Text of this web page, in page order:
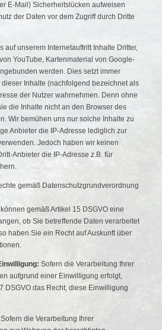
E-Mail) Sicherheitslücken aufweisen
der Daten vor dem Zugriff durch Dritte
auf unserem Internetauftritt Inhalte Dritter,
YouTube, Kartenmaterial von Google-
werden. Dies setzt immer
Inhalte (nachfolgend bezeichnet als
der Nutzer wahrnehmen. Denn ohne
die Inhalte nicht an den Browser des
Wir bemühen uns nur solche Inhalte zu
Anbieter die IP-Adresse lediglich zur
Jedoch haben wir keinen
Anbieter die IP-Adresse z.B. für
gemäß Datenschutzgrundverordnung
gemäß Artikel 15 DSGVO eine
ob Sie betreffende Daten verarbeitet
haben Sie ein Recht auf Auskunft über
Sofern die Verarbeitung Ihrer
aufgrund einer Einwilligung erfolgt,
DSGVO das Recht, diese Einwilligung
Sofern die Verarbeitung Ihrer